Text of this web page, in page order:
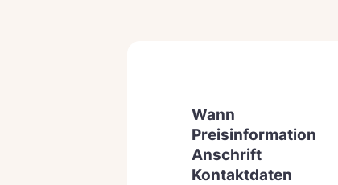
Wann
Preisinformation
Anschrift
Kontaktdaten